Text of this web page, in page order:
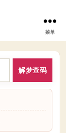
菜单
解梦查码